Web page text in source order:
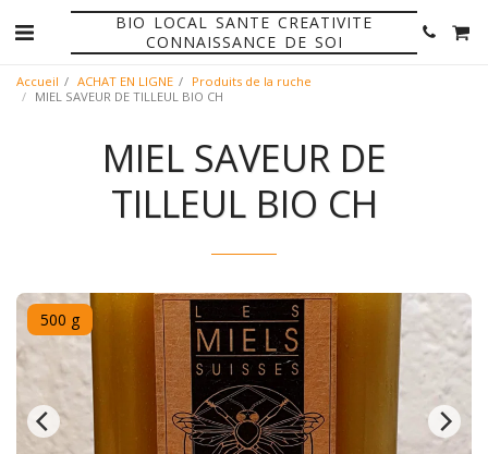
BIO LOCAL SANTE CREATIVITE
CONNAISSANCE DE SOI
Accueil ACHAT EN LIGNE
Produits de la ruche
MIEL SAVEUR DE TILLEUL BIO CH
MIEL SAVEUR DE
TILLEUL BIO CH
500 g